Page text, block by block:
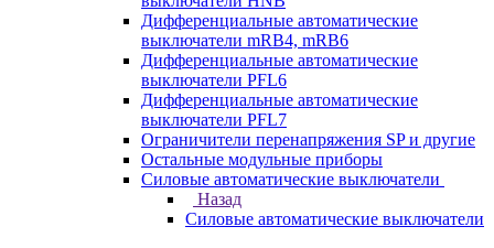
Дифференциальные автоматические
выключатели mRB4, mRB6
Дифференциальные автоматические
выключатели PFL6
Дифференциальные автоматические
выключатели PFL7
Ограничители перенапряжения SP и другие
Остальные модульные приборы
Силовые автоматические выключатели
Назад
Силовые автоматические выключатели